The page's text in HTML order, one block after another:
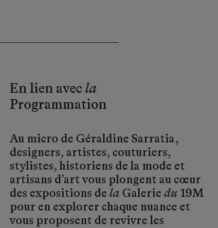
En lien avec la
Programmation
Au micro de Géraldine Sarratia,
designers, artistes, couturiers,
stylistes, historiens de la mode et
artisans d’art vous plongent au cœur
des expositions de la Galerie du 19M
pour en explorer chaque nuance et
vous proposent de revivre les